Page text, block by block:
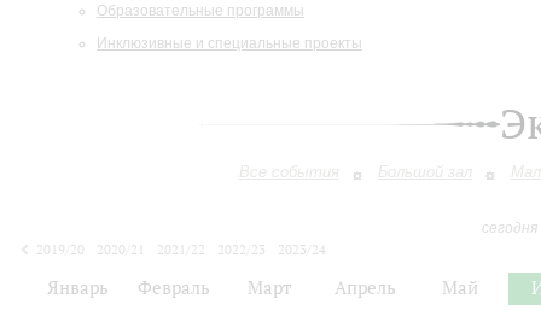
Образовательные программы
Инклюзивные и специальные проекты
Все события Большой зал
2019/20
2020/21 2021/22 2022/23
2023/24
Январь Февраль Март Апрель Май